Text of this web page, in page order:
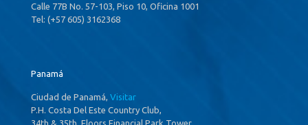
Calle 77B No. 57-103, Piso 10, Oficina 1001
Tel: (+57 605) 3162368
Panamá
Ciudad de Panamá, Visitar
P.H. Costa Del Este Country Club,
34th & 35th ,Floors Financial Park Tower